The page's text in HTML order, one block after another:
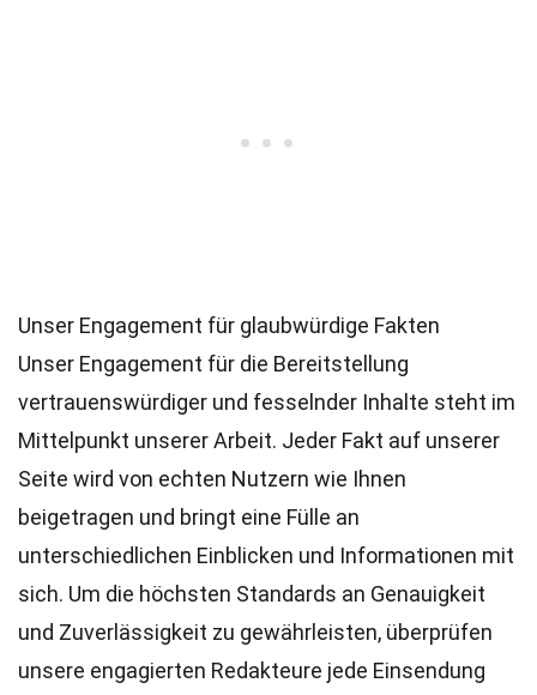
Unser Engagement für glaubwürdige Fakten
Unser Engagement für die Bereitstellung
vertrauenswürdiger und fesselnder Inhalte steht im
Mittelpunkt unserer Arbeit. Jeder Fakt auf unserer
Seite wird von echten Nutzern wie Ihnen
beigetragen und bringt eine Fülle an
unterschiedlichen Einblicken und Informationen mit
sich. Um die höchsten Standards an Genauigkeit
und Zuverlässigkeit zu gewährleisten, überprüfen
unsere engagierten Redakteure jede Einsendung